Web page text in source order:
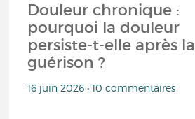
Douleur chronique :
pourquoi la douleur
persiste-t-elle après la
guérison ?
16 juin 2026 • 10 commentaires